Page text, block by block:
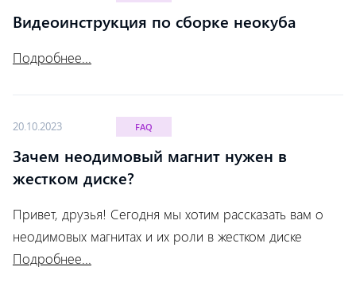
Видеоинструкция по сборке неокуба
Подробнее...
20.10.2023 FAQ
Зачем неодимовый магнит нужен в
жестком диске?
Привет, друзья! Сегодня мы хотим рассказать вам о
неодимовых магнитах и их роли в жестком диске
Подробнее...